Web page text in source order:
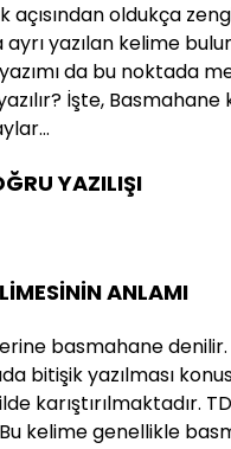
açısından oldukça
yazılan kelime
da bu noktada
İşte,
YAZILIŞI
ANLAMI
basmahane denilir.
bitişik yazılması
karıştırılmaktadır.
kelime genellikle